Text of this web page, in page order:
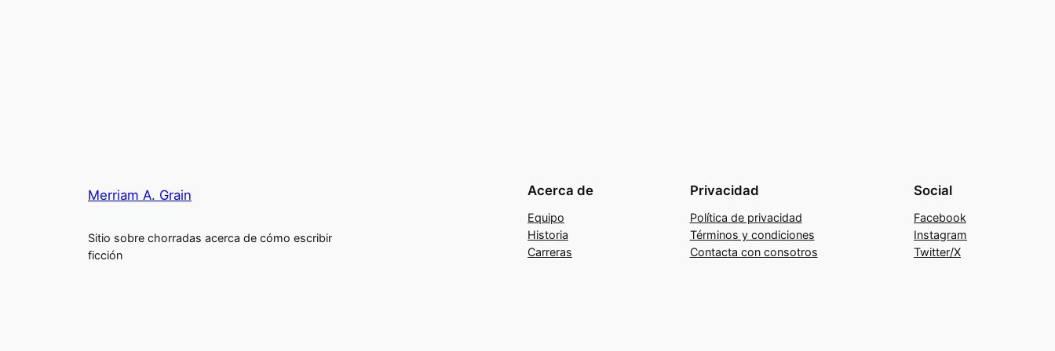
Merriam A. Grain
Sitio sobre chorradas acerca de cómo escribir
ficción
Acerca de
Equipo
Historia
Carreras
Privacidad
Política de privacidad
Términos y condiciones
Contacta con consotros
Social
Facebook
Instagram
Twitter/X